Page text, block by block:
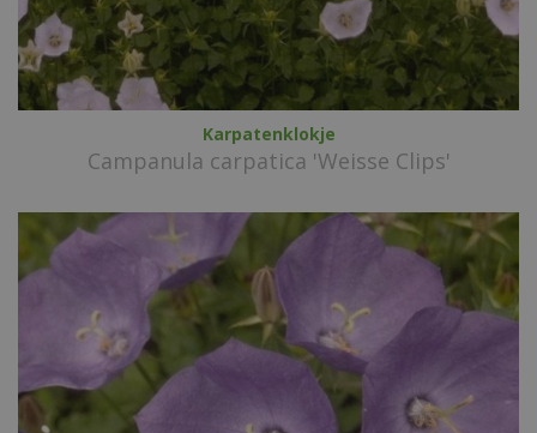
Karpatenklokje
Campanula carpatica 'Weisse Clips'